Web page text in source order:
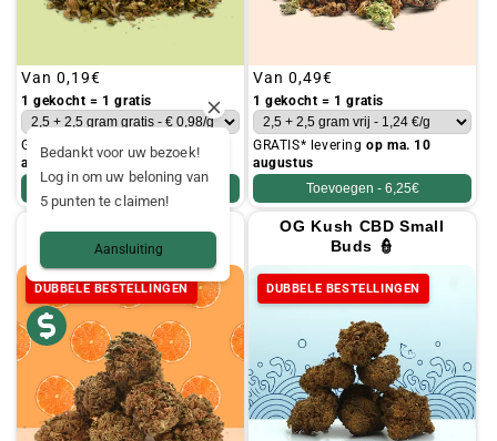
Gebruikelijke
prijs
Van 0,19€
1 gekocht = 1 gratis
GRATIS* levering
op ma. 10
augustus
4,95€
Gebruikelijke
prijs
Van 0,49€
1 gekocht = 1 gratis
GRATIS* leveringop ma. 10
augustus
Toevoegen - 6,25€
Buds 🍊
DUBBELE BESTELLINGEN
OG Kush CBD Small
Buds 👮
DUBBELE BESTELLINGEN
Bedankt voor uw bezoek!
Log in om uw beloning van
5 punten te claimen!
Aansluiting